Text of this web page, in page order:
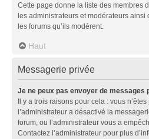
Cette page donne la liste des membres
les administrateurs et modérateurs ainsi
les forums qu’ils modèrent.
Haut
Messagerie privée
Je ne peux pas envoyer de messages
Il y a trois raisons pour cela : vous
l’administrateur a désactivé la
forum, ou l’administrateur vous a
Contactez l’administrateur pour plus